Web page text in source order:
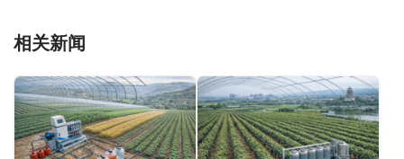
相关新闻